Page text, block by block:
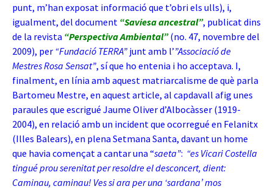
punt, m’han exposat informació que t’obri els ulls), i,
igualment, del document “Saviesa ancestral”, publicat dins
de la revista “Perspectiva Ambiental”(no. 47, novembre del
2009), per “Fundació TERRA” junt amb l’”Associació de
Mestres Rosa Sensat”, sí que ho entenia i ho acceptava. I,
finalment, en línia amb aquest matriarcalisme de què parla
Bartomeu Mestre, en aquest article, al capdavall afig unes
paraules que escrigué Jaume Oliver d’Albocàsser (1919-
2004), en relació amb un incident que ocorregué en Felanitx
(Illes Balears), en plena Setmana Santa, davant un home
que havia començat a cantar una “saeta”: “es Vicari Costella
tingué prou serenitat per resoldre el desconcert, dient:
Caminau, caminau! Ves si ara per una ‘sardana’ mos